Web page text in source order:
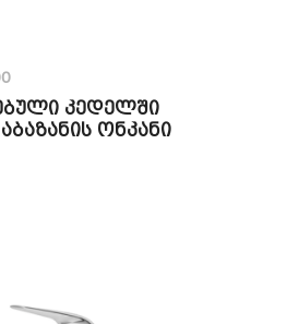
კედელში
ონკანი